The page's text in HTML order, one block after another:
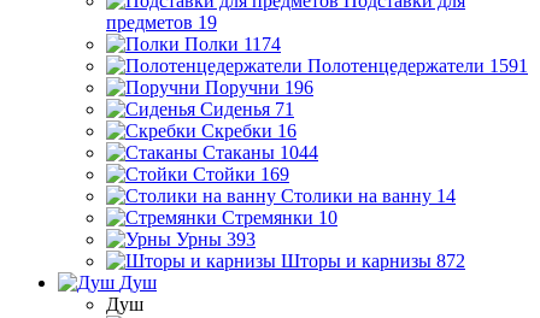
предметов 19
Полки 1174
Полотенцедержатели 1591
Поручни 196
Сиденья 71
Скребки 16
Стаканы 1044
Стойки 169
Столики на ванну 14
Стремянки 10
Урны 393
Шторы и карнизы 872
Душ
Душ